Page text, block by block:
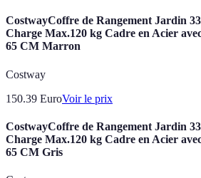
CostwayCoffre de Rangement Jardin
Charge Max.120 kg Cadre en Acier
65 CM Marron
Costway
150.39 EuroVoir le prix
CostwayCoffre de Rangement Jardin
Charge Max.120 kg Cadre en Acier
65 CM Gris